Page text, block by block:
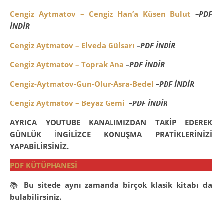
Cengiz Aytmatov – Cengiz Han’a Küsen Bulut –PDF
İNDİR
Cengiz Aytmatov – Elveda Gülsarı –PDF İNDİR
Cengiz Aytmatov – Toprak Ana –PDF İNDİR
Cengiz-Aytmatov-Gun-Olur-Asra-Bedel –PDF İNDİR
Cengiz Aytmatov – Beyaz Gemi –PDF İNDİR
AYRICA
YOUTUBE KANALIMIZDAN TAKİP EDEREK
GÜNLÜK İNGİLİZCE KONUŞMA PRATİKLERİNİZİ
YAPABİLİRSİNİZ.
PDF KÜTÜPHANESİ
📚 Bu sitede aynı zamanda birçok klasik kitabı da
bulabilirsiniz.